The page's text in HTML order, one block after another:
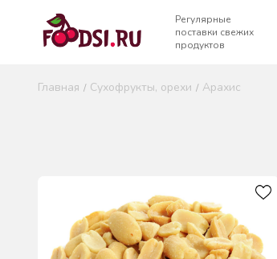
Регулярные
поставки свежих
продуктов
Главная Сухофрукты, орехи Арахис